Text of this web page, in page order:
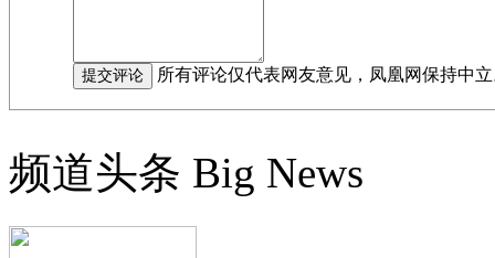
所有评论仅代表网友意见，凤凰网保持中
频道头条 Big News